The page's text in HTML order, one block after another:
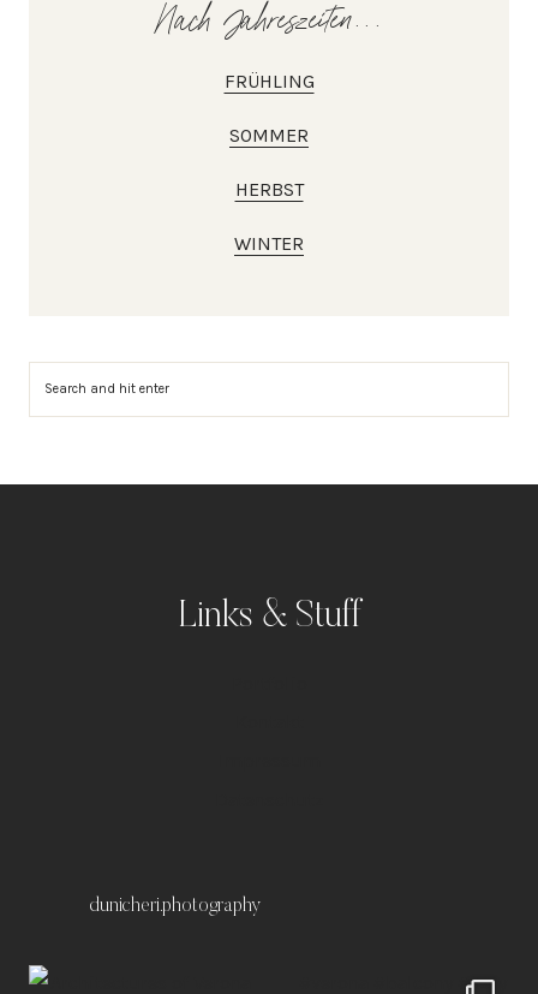
Nach Jahreszeiten...
FRÜHLING
SOMMER
HERBST
WINTER
Links & Stuff
dunicheri.photography